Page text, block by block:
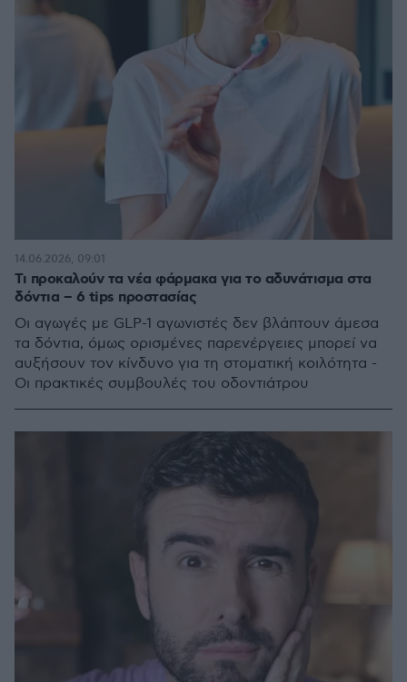
Τι προκαλούν τα νέα φάρμακα για το αδυνάτισμα στα
δόντια – 6 tips προστασίας
Οι αγωγές με GLP-1 αγωνιστές δεν βλάπτουν άμεσα
τα δόντια, όμως ορισμένες παρενέργειες μπορεί να
αυξήσουν τον κίνδυνο για τη στοματική κοιλότητα -
Οι πρακτικές συμβουλές του οδοντιάτρου
14.06.2026, 09:01